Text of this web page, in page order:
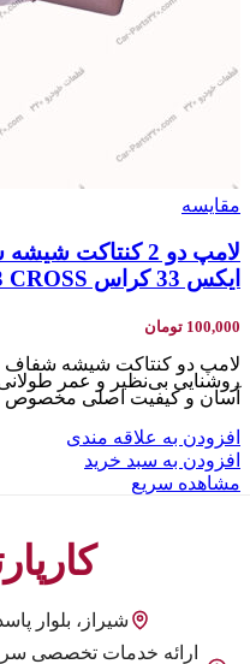
مقایسه
لامپ دو 2
ایکس 33 کراس MVM X33 CROSS
100,000 تومان
روشنایی بی‌نظیر و عمر
آسان و کیفیت اصلی مخصوص
افزودن به علاقه مندی
افزودن به سبد خرید
مشاهده سریع
شیراز، بلوار
ارائه خدمات تخصصی